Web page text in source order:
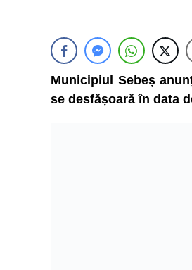
Municipiul Sebeș
se desfășoară în data